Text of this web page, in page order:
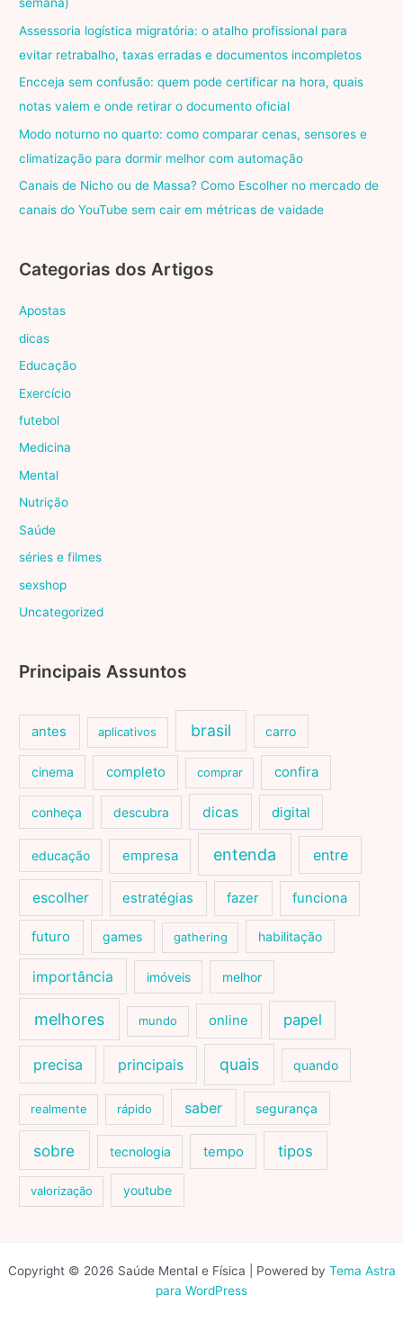
semana)
Assessoria logística migratória: o atalho profissional para
evitar retrabalho, taxas erradas e documentos incompletos
Encceja sem confusão: quem pode certificar na hora, quais
notas valem e onde retirar o documento oficial
Modo noturno no quarto: como comparar cenas, sensores e
climatização para dormir melhor com automação
Canais de Nicho ou de Massa? Como Escolher no mercado de
canais do YouTube sem cair em métricas de vaidade
Categorias dos Artigos
Apostas
dicas
Educação
Exercício
futebol
Medicina
Mental
Nutrição
Saúde
séries e filmes
sexshop
Uncategorized
Principais Assuntos
antes aplicativos brasil carro
cinema completo comprar confira
conheça descubra dicas digital
educação empresa entenda entre
escolher estratégias fazer funciona
futuro games gathering habilitação
importância imóveis melhor
melhores mundo online papel
precisa principais quais quando
realmente rápido saber segurança
sobre tecnologia tempo tipos
valorização youtube
Copyright © 2026 Saúde Mental e Física | Powered by Tema Astra
para WordPress